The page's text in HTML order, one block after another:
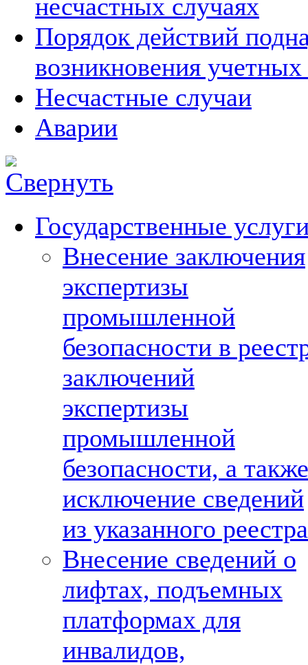
несчастных случаях
Порядок действий
возникновения
Несчастные случаи
Аварии
Государственные
Внесение заключения
экспертизы
промышленной
безопасности в
заключений
экспертизы
промышленной
безопасности, а также
исключение сведений
из указанного реестра
Внесение сведений о
лифтах, подъемных
платформах для
инвалидов,